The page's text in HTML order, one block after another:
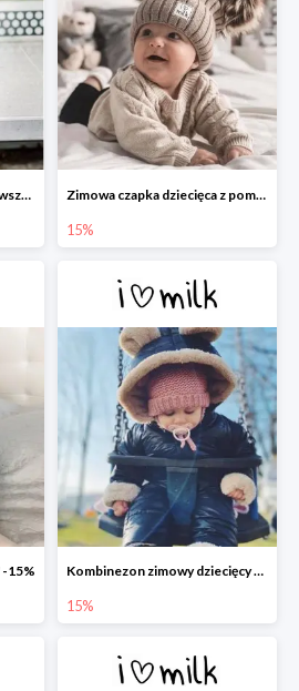
Dodatkowe 10% rabatu na wszystko w I love Milk Zimowa czapka dziecięca z pomponami -15%
15%
-15% Kombinezon zimowy dziecięcy z uszami czarny -15%
15%